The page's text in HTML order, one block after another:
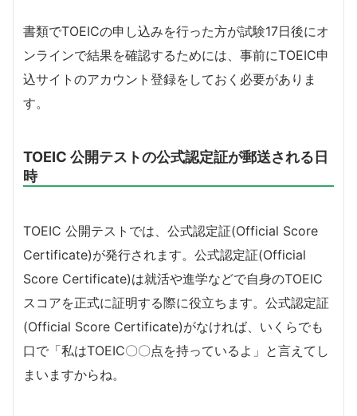
書類でTOEICの申し込みを行った方が試験17日後にオ
ンラインで結果を確認するためには、事前にTOEIC申
込サイトのアカウント登録をしておく必要がありま
す。
TOEIC 公開テストの公式認定証が郵送される日
時
TOEIC 公開テストでは、公式認定証(Official Score
Certificate)が発行されます。公式認定証(Official
Score Certificate)は就活や進学などで自身のTOEIC
スコアを正式に証明する際に役立ちます。公式認定証
(Official Score Certificate)がなければ、いくらでも
口で「私はTOEIC〇〇点を持っているよ」と言えてし
まいますからね。